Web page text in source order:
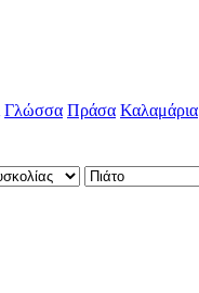
Γλώσσα Πράσα Καλαμάρια